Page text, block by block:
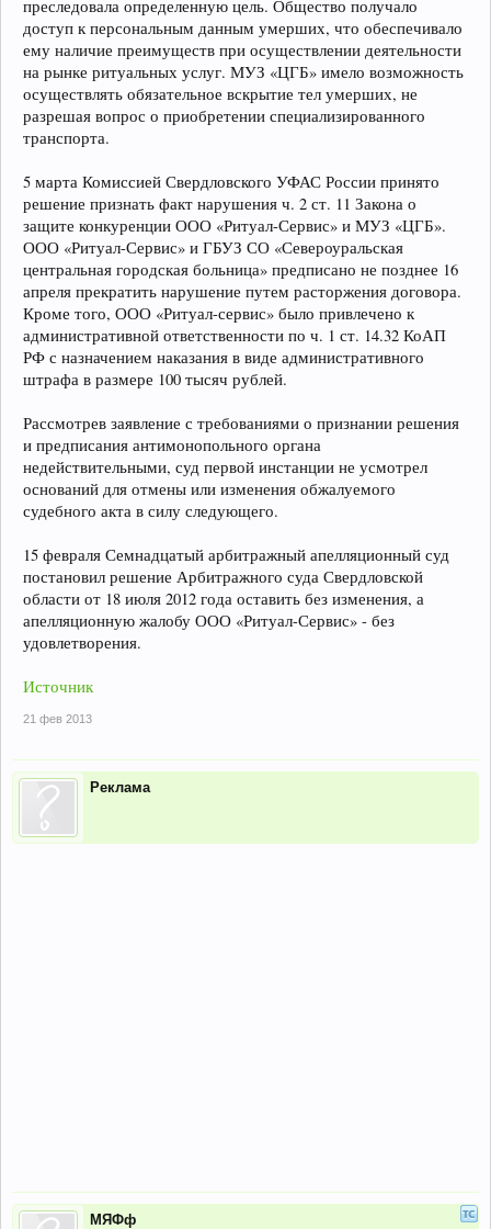
преследовала определенную цель. Общество получало
доступ к персональным данным умерших, что обеспечивало
ему наличие преимуществ при осуществлении деятельности
на рынке ритуальных услуг. МУЗ «ЦГБ» имело возможность
осуществлять обязательное вскрытие тел умерших, не
разрешая вопрос о приобретении специализированного
транспорта.
5 марта Комиссией Свердловского УФАС России принято
решение признать факт нарушения ч. 2 ст. 11 Закона о
защите конкуренции ООО «Ритуал-Сервис» и МУЗ «ЦГБ».
ООО «Ритуал-Сервис» и ГБУЗ СО «Североуральская
центральная городская больница» предписано не позднее 16
апреля прекратить нарушение путем расторжения договора.
Кроме того, ООО «Ритуал-сервис» было привлечено к
административной ответственности по ч. 1 ст. 14.32 КоАП
РФ с назначением наказания в виде административного
штрафа в размере 100 тысяч рублей.
Рассмотрев заявление с требованиями о признании решения
и предписания антимонопольного органа
недействительными, суд первой инстанции не усмотрел
оснований для отмены или изменения обжалуемого
судебного акта в силу следующего.
15 февраля Семнадцатый арбитражный апелляционный суд
постановил решение Арбитражного суда Свердловской
области от 18 июля 2012 года оставить без изменения, а
апелляционную жалобу ООО «Ритуал-Сервис» - без
удовлетворения.
Источник
21 фев 2013
Реклама
МЯФф